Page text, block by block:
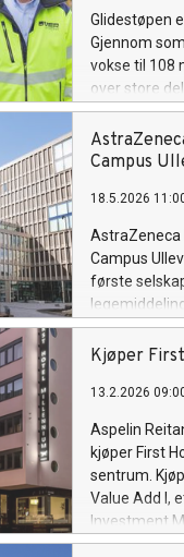
Glidestøpen
Gjennom
vokse til 108
over store
bygget står
høyhus over
åpnet i 1990.
Campus
18.5.2026
AstraZeneca
Campus
første
i det nye
viktig steg i
Kjøper
13.2.2026
Aspelin
kjøper First
sentrum.
Value Add I,
Investment
Finans, med